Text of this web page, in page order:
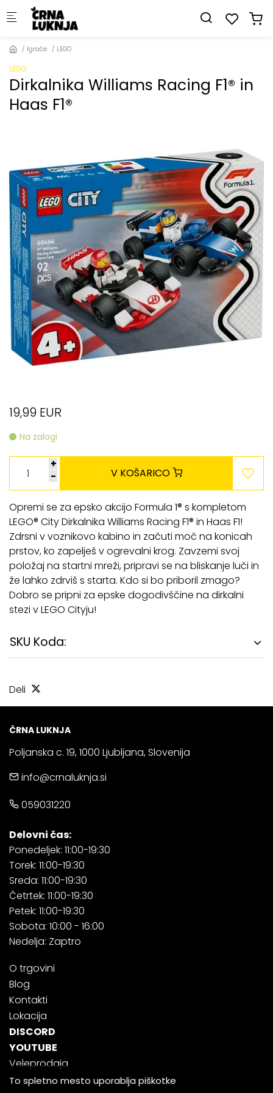
Skip to main content
Igrače LEGO
LEGO
Dirkalnika Williams Racing F1® in
Haas F1®
19,99 EUR
Na zalogi
+
-
V KOŠARICO
Opremi se za epsko akcijo Formula 1® s kompletom
LEGO® City Dirkalnika Williams Racing F1® in Haas F1!
Zdrsni v voznikovo kabino in začuti moč na konicah
prstov, ko zapelješ v ogrevalni krog. Zavzemi svoj
položaj na startni mreži, pripravi se na bliskanje luči in
že lahko zdrviš s starta. Kdo si bo priboril zmago?
Dobro se pripni za epske dogodivščine na dirkalni
stezi v LEGO Cityju!
SKU Koda:
Deli
ČRNA LUKNJA
Poljanska c. 19, 1000 Ljubljana, Slovenija
info@crnaluknja.si
059031220
Delovni čas:
Ponedeljek: 11:00-19:30
Torek: 11:00-19:30
Sreda: 11:00-19:30
Četrtek: 11:00-19:30
Petek: 11:00-19:30
Sobota: 10:00 - 16:00
Nedelja: Zaptro
O trgovini
Blog
Kontakti
Lokacija
DISCORD
YOUTUBE
Veleprodaja
To spletno mesto uporablja piškotke